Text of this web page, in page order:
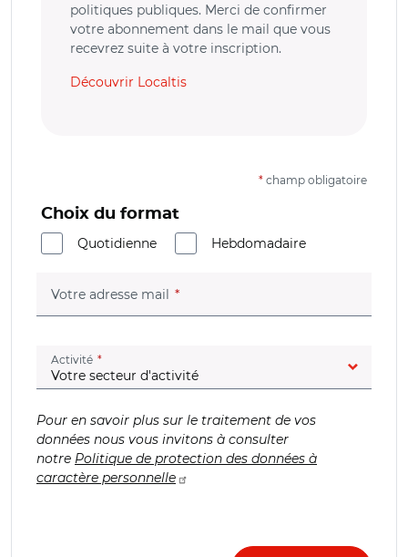
politiques publiques. Merci de confirmer
votre abonnement dans le mail que vous
recevrez suite à votre inscription.
Découvrir Localtis
* champ obligatoire
Choix du format
Quotidienne
Hebdomadaire
Votre adresse mail (champ obligatoire)
Activité (champ obligatoire)
Pour en savoir plus sur le traitement de vos
données nous vous invitons à consulter
notre Politique de protection des données à
caractère personnelle